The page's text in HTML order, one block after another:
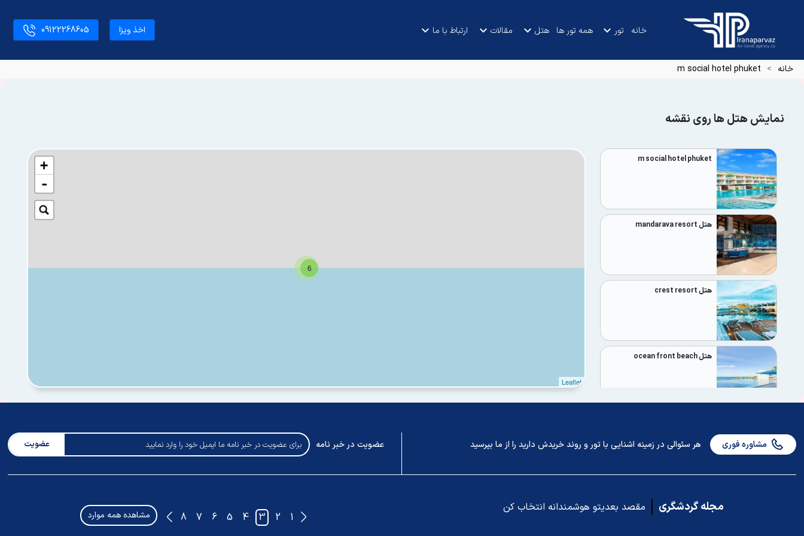
خانه تور همه تور ها هتل مقالات ارتباط با ما اخذ ویزا 09122268605
خانه m social hotel phuket
نمایش هتل ها روی نقشه
m social hotel phuket
هتل mandarava resort
هتل crest resort
هتل ocean front beach
6
+
-
Leaflet
مشاوره فوری هر سئوالی در زمینه اشنایی با تور و روند خریدش دارید را از ما بپرسید عضویت در خبر نامه عضویت
مجله گردشگری مقصد بعدیتو هوشمندانه انتخاب کن
مشاهده همه موارد 1
2
3
4
5
6
7
8